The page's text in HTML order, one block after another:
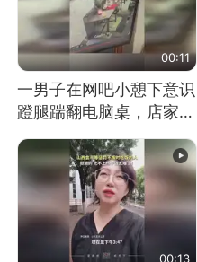
00:11
一男子在网吧小憩下意识
蹬腿踹翻电脑桌，店家3
台显示器与机械臂损坏
00:13